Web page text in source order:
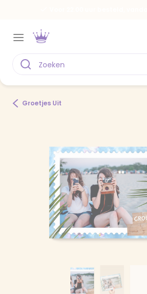
Groetjes Uit